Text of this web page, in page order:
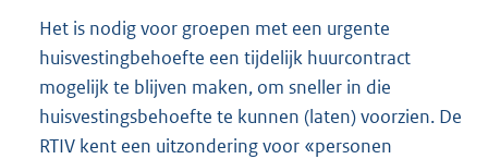
Het is nodig voor groepen met een urgente
huisvestingbehoefte een tijdelijk huurcontract
mogelijk te blijven maken, om sneller in die
huisvestingsbehoefte te kunnen (laten) voorzien. De
RTIV kent een uitzondering voor «personen